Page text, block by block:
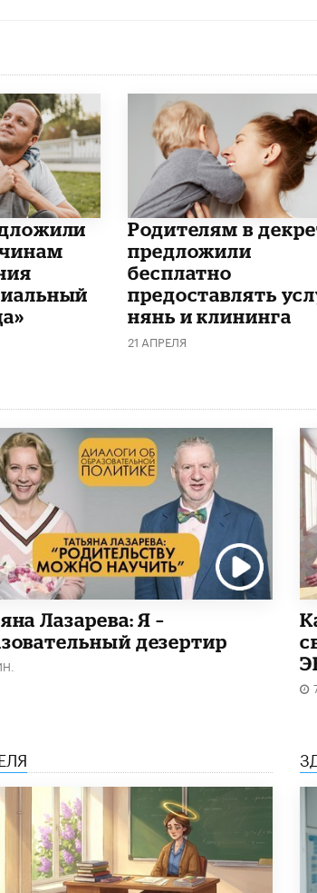
Родителям в
предложили
бесплатно
предоставлять
нянь и клининга
21 АПРЕЛЯ
Лазарева: Я –
дезертир